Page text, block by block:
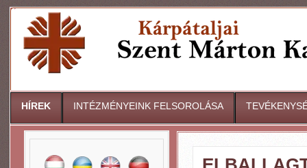
HÍREK INTÉZMÉNYEINK FELSOROLÁSA